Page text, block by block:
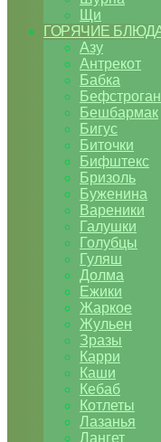
Щи
ГОРЯЧИЕ
Азу
Антрекот
Бабка
Бешбармак
Бигус
Биточки
Бифштекс
Бризоль
Буженина
Вареники
Галушки
Голубцы
Гуляш
Долма
Ежики
Жаркое
Жульен
Зразы
Карри
Каши
Кебаб
Котлеты
Лазанья
Лангет